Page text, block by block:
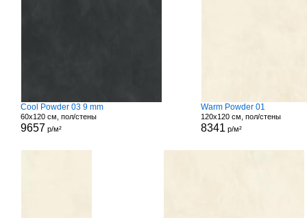
Cool Powder 03 9 mm
60x120 см, пол/стены
9657 р/м²
Warm Powder 01
120x120 см, пол/стены
8341 р/м²